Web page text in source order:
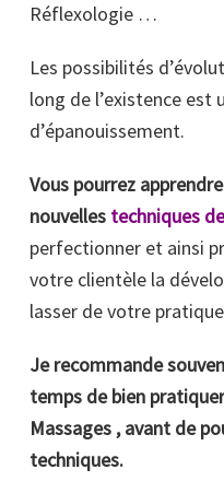
Réflexologie …
Les possibilités
long de l’existence est
d’épanouissement.
Vous pourrez
nouvelles techniques
perfectionner et ainsi
votre clientèle la
lasser de votre
Je recommande
temps de bien
Massages , avant de
techniques.